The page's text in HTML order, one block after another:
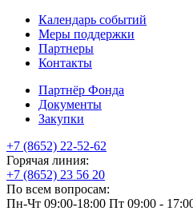
Календарь событий
Меры поддержки
Партнеры
Контакты
Партнёр Фонда
Документы
Закупки
+7 (8652) 22-52-62
Горячая линия:
+7 (8652) 23 56 20
По всем вопросам:
Пн-Чт 09:00-18:00 Пт 09:00 -